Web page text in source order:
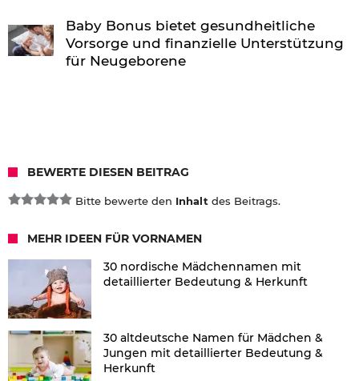
Baby Bonus bietet gesundheitliche
Vorsorge und finanzielle Unterstützung
für Neugeborene
BEWERTE DIESEN BEITRAG
Bitte bewerte den Inhalt des Beitrags.
MEHR IDEEN FÜR VORNAMEN
30 nordische Mädchennamen mit
detaillierter Bedeutung & Herkunft
30 altdeutsche Namen für Mädchen &
Jungen mit detaillierter Bedeutung &
Herkunft